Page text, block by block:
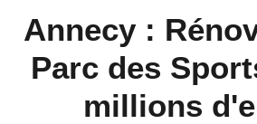
Annecy :
Parc des
millions